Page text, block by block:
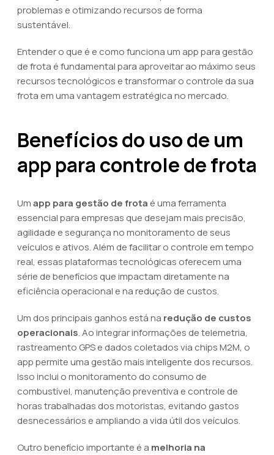
problemas e otimizando recursos de forma
sustentável.
Entender o que é e como funciona um app para gestão
de frota é fundamental para aproveitar ao máximo seus
recursos tecnológicos e transformar o controle da sua
frota em uma vantagem estratégica no mercado.
Benefícios do uso de um
app para controle de frota
Umapp para gestão de frota é uma ferramenta
essencial para empresas que desejam mais precisão,
agilidade e segurança no monitoramento de seus
veículos e ativos. Além de facilitar o controle em tempo
real, essas plataformas tecnológicas oferecem uma
série de benefícios que impactam diretamente na
eficiência operacional e na redução de custos.
Um dos principais ganhos está na redução de custos
operacionais. Ao integrar informações de telemetria,
rastreamento GPS e dados coletados via chips M2M, o
app permite uma gestão mais inteligente dos recursos.
Isso inclui o monitoramento do consumo de
combustível, manutenção preventiva e controle de
horas trabalhadas dos motoristas, evitando gastos
desnecessários e ampliando a vida útil dos veículos.
Outro benefício importante é a melhoria na